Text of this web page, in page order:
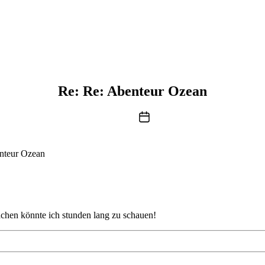
Re: Re: Abenteur Ozean
Beitragsdatum
Ozean
könnte ich stunden lang zu schauen!